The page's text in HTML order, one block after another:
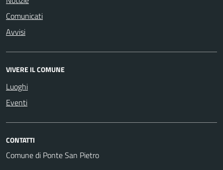
Comunicati
Avvisi
VIVERE IL COMUNE
Luoghi
Eventi
CONTATTI
Comune di Ponte San Pietro